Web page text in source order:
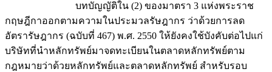
บทบัญญัติใน (2) ของมาตรา 3 แห่งพระราช
กฤษฎีกาออกตามความในประมวลรัษฎากร ว่าด้วยการลด
อัตรารัษฎากร (ฉบับที่ 467) พ.ศ. 2550 ให้ยังคงใช้บังคับต่อไปแก่
บริษัทที่นำหลักทรัพย์มาจดทะเบียนในตลาดหลักทรัพย์ตาม
กฎหมายว่าด้วยหลักทรัพย์และตลาดหลักทรัพย์ สำหรับรอบ